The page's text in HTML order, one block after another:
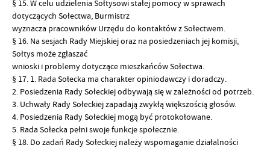
§ 15. W celu udzielenia Sołtysowi stałej pomocy w sprawach
dotyczących Sołectwa, Burmistrz
wyznacza pracowników Urzędu do kontaktów z Sołectwem.
§ 16. Na sesjach Rady Miejskiej oraz na posiedzeniach jej komisji,
Sołtys może zgłaszać
wnioski i problemy dotyczące mieszkańców Sołectwa.
§ 17. 1. Rada Sołecka ma charakter opiniodawczy i doradczy.
2. Posiedzenia Rady Sołeckiej odbywają się w zależności od potrzeb.
3. Uchwały Rady Sołeckiej zapadają zwykłą większością głosów.
4. Posiedzenia Rady Sołeckiej mogą być protokołowane.
5. Rada Sołecka pełni swoje funkcje społecznie.
§ 18. Do zadań Rady Sołeckiej należy wspomaganie działalności